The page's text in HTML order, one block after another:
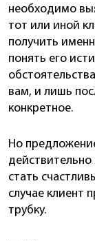
необходимо
тот или иной
получить
понять его
вам, и лишь
конкретное.
Но
стать
случае клиент
трубку.